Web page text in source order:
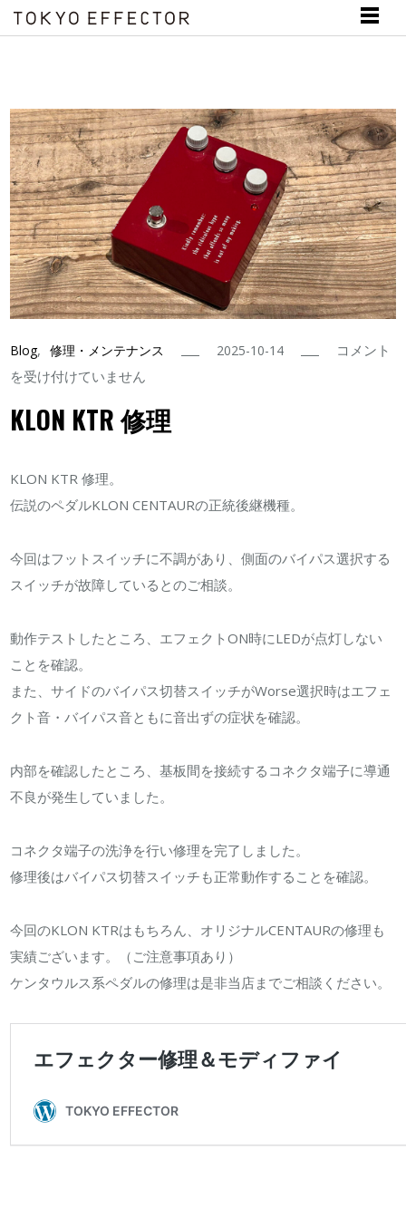
Blog, 修理・メンテナンス 2025-10-14
KLON
コメント
を受け付けていません
KLON KTR 修理
KLON KTR 修理。
伝説のペダルKLON CENTAURの正統後継機種。
今回はフットスイッチに不調があり、側面のバイパス選択する
スイッチが故障しているとのご相談。
動作テストしたところ、エフェクトON時にLEDが点灯しない
ことを確認。
また、サイドのバイパス切替スイッチがWorse選択時はエフェ
クト音・バイパス音ともに音出ずの症状を確認。
内部を確認したところ、基板間を接続するコネクタ端子に導通
不良が発生していました。
コネクタ端子の洗浄を行い修理を完了しました。
修理後はバイパス切替スイッチも正常動作することを確認。
今回のKLON KTRはもちろん、オリジナルCENTAURの修理も
実績ございます。（ご注意事項あり）
ケンタウルス系ペダルの修理は是非当店までご相談ください。